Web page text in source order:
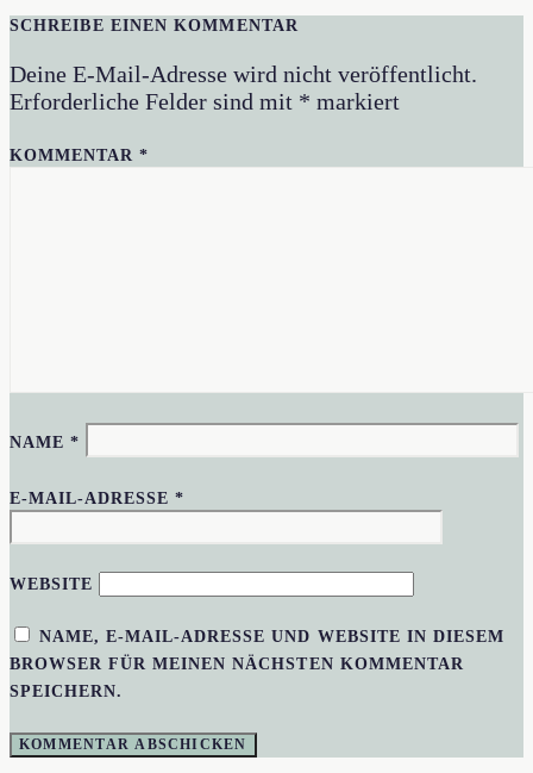
SCHREIBE EINEN KOMMENTAR
Deine E-Mail-Adresse wird nicht veröffentlicht.
Erforderliche Felder sind mit * markiert
KOMMENTAR*
NAME*
E-MAIL-ADRESSE*
WEBSITE
NAME, E-MAIL-ADRESSE UND WEBSITE IN DIESEM
BROWSER FÜR MEINEN NÄCHSTEN KOMMENTAR
SPEICHERN.